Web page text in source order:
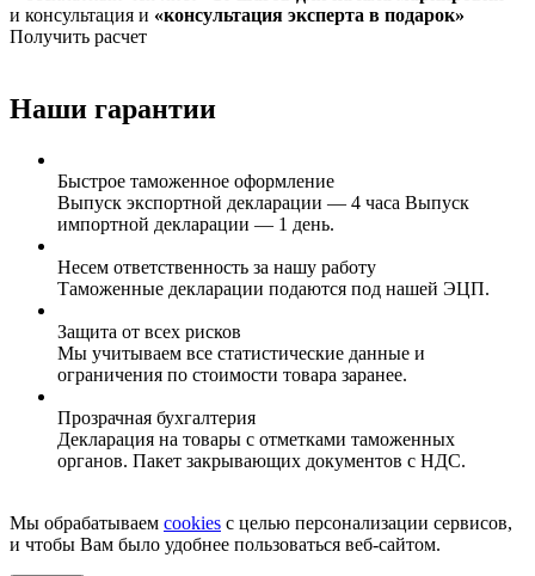
и консультация и «консультация эксперта в подарок»
Получить расчет
Наши гарантии
Быстрое таможенное оформление
Выпуск экспортной декларации — 4 часа Выпуск
импортной декларации — 1 день.
Несем ответственность за нашу работу
Таможенные декларации подаются под нашей ЭЦП.
Защита от всех рисков
Мы учитываем все статистические данные и
ограничения по стоимости товара заранее.
Прозрачная бухгалтерия
Декларация на товары с отметками таможенных
органов. Пакет закрывающих документов с НДС.
Мы обрабатываем cookies с целью персонализации сервисов,
и чтобы Вам было удобнее пользоваться веб-сайтом.